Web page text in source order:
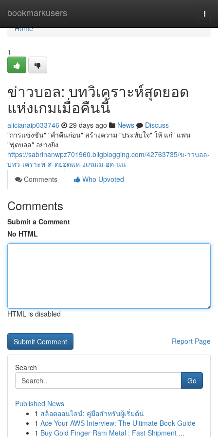
bookmarkusers
Home
Home
1
ข่าวบอล: บทวิเคราะห์สุดยอด
แห่งเกมเมื่อคืนนี้
alicianaip033746 29 days ago News
Discuss
"การแข่งขัน" "ค่ำคืนก่อน" สร้างความ "ประทับใจ" ให้ แก่" แฟน
"ฟุตบอล" อย่างยิ่ง
https://sabrinanwpz701960.bligblogging.com/42763735/ข-าวบอล-
บทว-เคราะห-ส-ดยอดแห-งเกมเม-อค-นน
Comments
Who Upvoted
Comments
Submit a Comment
No HTML
HTML is disabled
Report Page
Search
Go
Published News
1 สล็อตออนไลน์: คู่มือสำหรับผู้เริ่มต้น
1 Ace Your AWS Interview: The Ultimate Book Guide
1 Buy Gold Finger Ram Metal : Fast Shipment ...